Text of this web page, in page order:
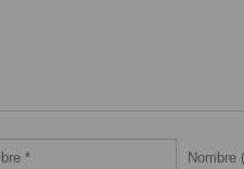
Nombre